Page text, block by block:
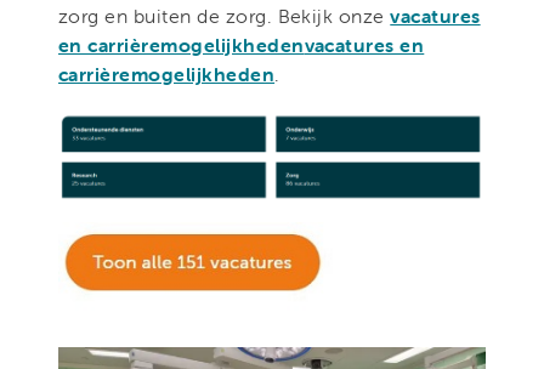
zorg en buiten de zorg. Bekijk onzevacatures
en carrièremogelijkhedenvacatures en
carrièremogelijkheden